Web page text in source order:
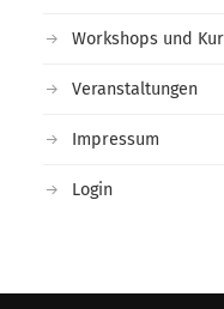
Workshops und
Veranstaltungen
Impressum
Login